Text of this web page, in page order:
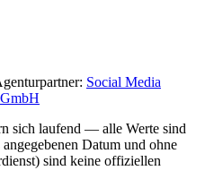
Social Media
sich laufend — alle Werte sind
Datum und ohne
sind keine offiziellen